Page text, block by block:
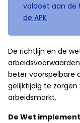
voldoet aan de
de APK
De richtlijn en de
beter voorspelbare
gelijktijdig te
arbeidsmarkt.
De Wet